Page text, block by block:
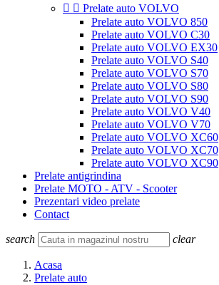
  Prelate auto VOLVO
Prelate auto VOLVO 850
Prelate auto VOLVO C30
Prelate auto VOLVO EX30
Prelate auto VOLVO S40
Prelate auto VOLVO S70
Prelate auto VOLVO S80
Prelate auto VOLVO S90
Prelate auto VOLVO V40
Prelate auto VOLVO V70
Prelate auto VOLVO XC60
Prelate auto VOLVO XC70
Prelate auto VOLVO XC90
Prelate antigrindina
Prelate MOTO - ATV - Scooter
Prezentari video prelate
Contact
search clear
Acasa
Prelate auto